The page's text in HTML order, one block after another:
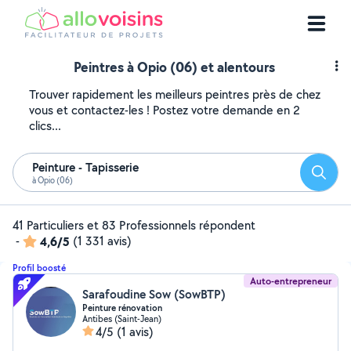
Peintres à Opio (06) et alentours
Trouver rapidement les meilleurs peintres près de chez
vous et contactez-les ! Postez votre demande en 2
clics...
Peinture - Tapisserie
à Opio (06)
41 Particuliers et 83 Professionnels répondent
-
4,6/5 (1 331 avis)
Profil boosté
Auto-entrepreneur
Sarafoudine Sow (SowBTP)
Peinture rénovation
Antibes (Saint-Jean)
4/5 (1 avis)